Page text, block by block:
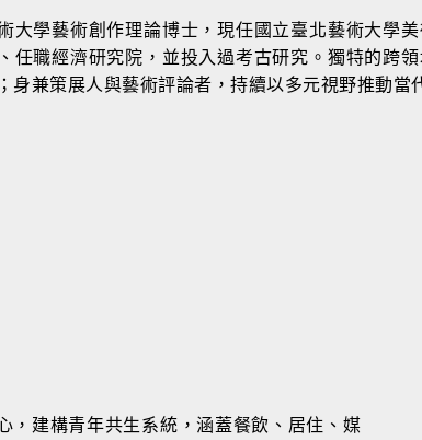
大學藝術創作理論博士，現任國立臺北藝術大學
任職經濟研究院，並投入過考古研究。獨特的跨
身兼策展人與藝術評論者，持續以多元視野推動當
，建構青年共生系統，涵蓋餐飲、居住、媒